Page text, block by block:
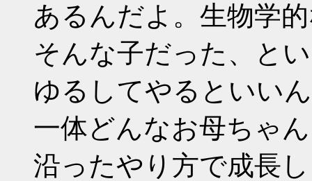
あるんだよ。生物学
そんな子だった、と
ゆるしてやるといい
一体どんなお母ちゃ
沿ったやり方で成長